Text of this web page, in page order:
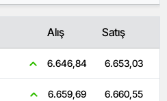
Alış Satış
6.646,84 6.653,03
6.659,69 6.660,55